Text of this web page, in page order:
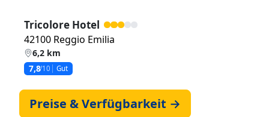
Tricolore Hotel
42100 Reggio Emilia
6,2 km
7,8/10 Gut
Preise & Verfügbarkeit →